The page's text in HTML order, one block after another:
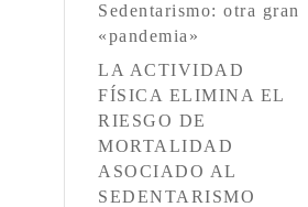
Sedentarismo: otra gran
«pandemia»
LA ACTIVIDAD
FÍSICA ELIMINA EL
RIESGO DE
MORTALIDAD
ASOCIADO AL
SEDENTARISMO